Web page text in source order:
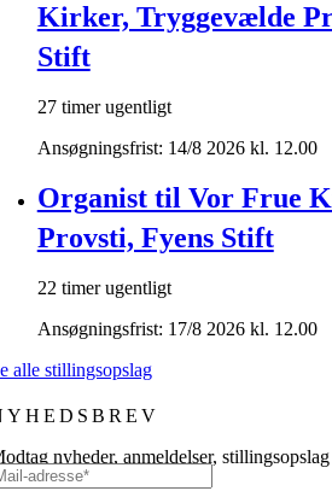
Kirker, Tryggevælde
Stift
27 timer ugentligt
Ansøgningsfrist: 14/8 2026 kl. 12.00
Organist til Vor Frue
Provsti, Fyens Stift
22 timer ugentligt
Ansøgningsfrist: 17/8 2026 kl. 12.00
alle stillingsopslag
nyheder, anmeldelser,